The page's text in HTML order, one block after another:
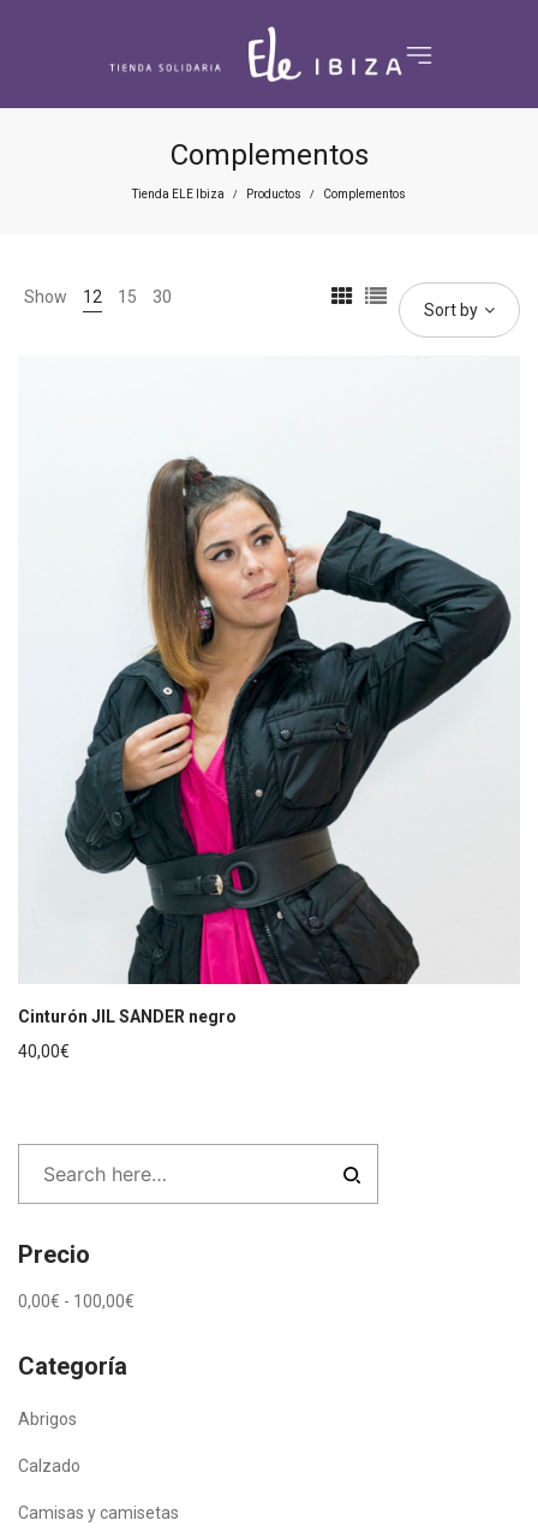
Complementos
Tienda ELE Ibiza / Productos / Complementos
Show 12 15 30
Sort by
Cinturón JIL SANDER negro
40,00€
Precio
0,00€ - 100,00€
Categoría
Abrigos
Calzado
Camisas y camisetas